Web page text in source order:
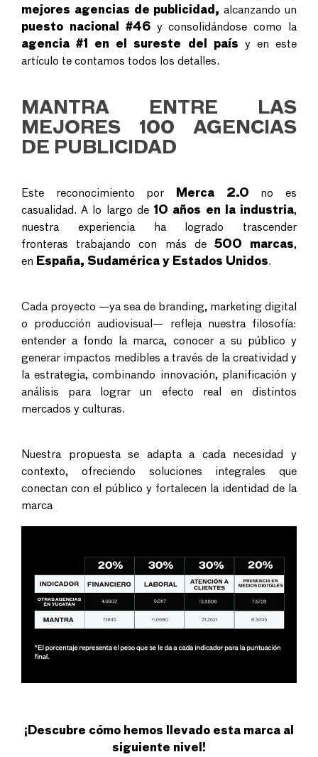
mejores agencias de publicidad, alcanzando un
puesto nacional #46y consolidándose como la
agencia #1 en el sureste del país y en este
artículo te contamos todos los detalles.
MANTRA ENTRE LAS
MEJORES 100 AGENCIAS
DE PUBLICIDAD
Este reconocimiento por Merca 2.0 no es
casualidad. A lo largo de 10 años en la industria,
nuestra experiencia ha logrado trascender
fronteras trabajando con más de 500 marcas,
en España, Sudamérica y Estados Unidos.
Cada proyecto —ya sea de branding, marketing digital
o producción audiovisual— refleja nuestra filosofía:
entender a fondo la marca, conocer a su público y
generar impactos medibles a través de la creatividad y
la estrategia, combinando innovación, planificación y
análisis para lograr un efecto real en distintos
mercados y culturas.
Nuestra propuesta se adapta a cada necesidad y
contexto, ofreciendo soluciones integrales que
conectan con el público y fortalecen la identidad de la
marca
¡Descubre cómo hemos llevado esta marca al
siguiente nivel!